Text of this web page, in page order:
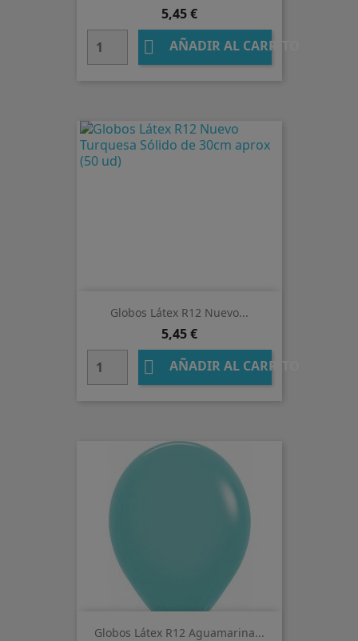
Precio
5,45 €
 AÑADIR AL CARRITO
Globos Látex R12 Nuevo...
Precio
5,45 €
 AÑADIR AL CARRITO
Globos Látex R12 Aguamarina...